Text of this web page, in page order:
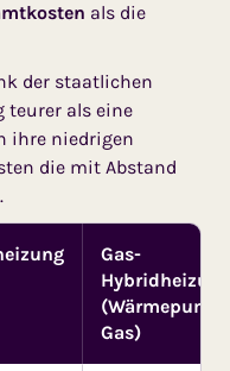
als die
der staatlichen
teurer als eine
ihre niedrigen
die mit Ab­stand
.
Gas-
Hybridheizung
Gas)